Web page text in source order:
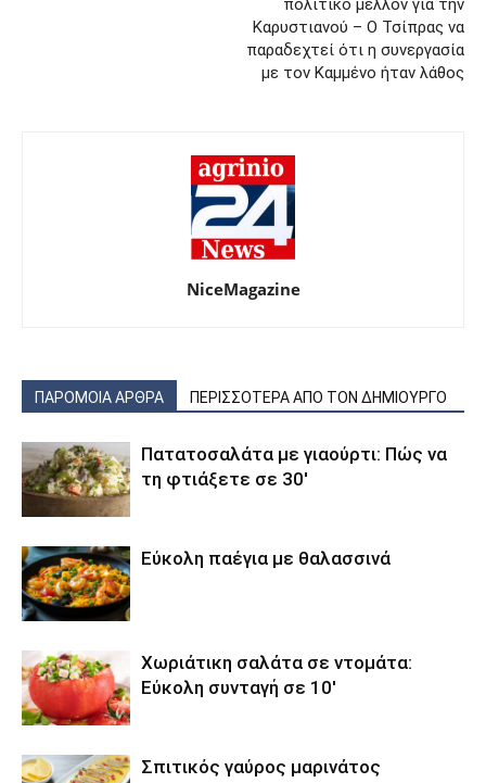
Καρυστιανού – Ο Τσίπρας να
παραδεχτεί ότι η συνεργασία
με τον Καμμένο ήταν λάθος
NiceMagazine
ΠΑΡΟΜΟΙΑ ΑΡΘΡΑ ΠΕΡΙΣΣΟΤΕΡΑ ΑΠΟ ΤΟΝ ΔΗΜΙΟΥΡΓΟ
Πατατοσαλάτα με γιαούρτι: Πώς να
τη φτιάξετε σε 30′
Εύκολη παέγια με θαλασσινά
Χωριάτικη σαλάτα σε ντομάτα:
Εύκολη συνταγή σε 10′
Σπιτικός γαύρος μαρινάτος